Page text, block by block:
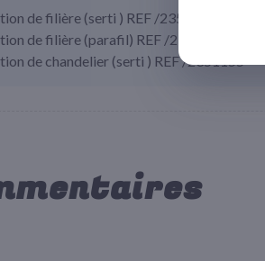
de filière (serti ) REF /2351150
de filière (parafil) REF /2351151
de chandelier (serti ) REF /2351155